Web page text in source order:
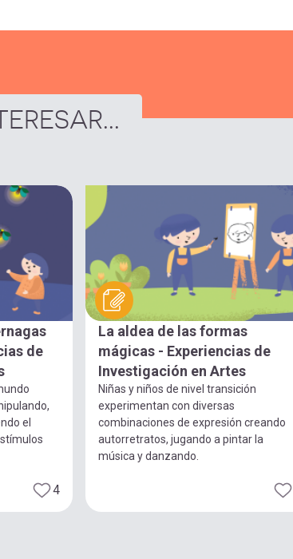
de
el
4
La aldea de las formas
mágicas - Experiencias de
Investigación en Artes
Niñas y niños de nivel transición
experimentan con diversas
combinaciones de expresión creando
autorretratos, jugando a pintar la
música y danzando.